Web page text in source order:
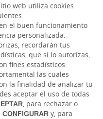
web utiliza cookies
el buen funcionamiento
personalizada.
recordarán tus
que si lo autorizas,
fines estadísticos.
las cuales
la finalidad de analizar tu
aceptar el uso de todas
, para rechazar o
CONFIGURAR y, para